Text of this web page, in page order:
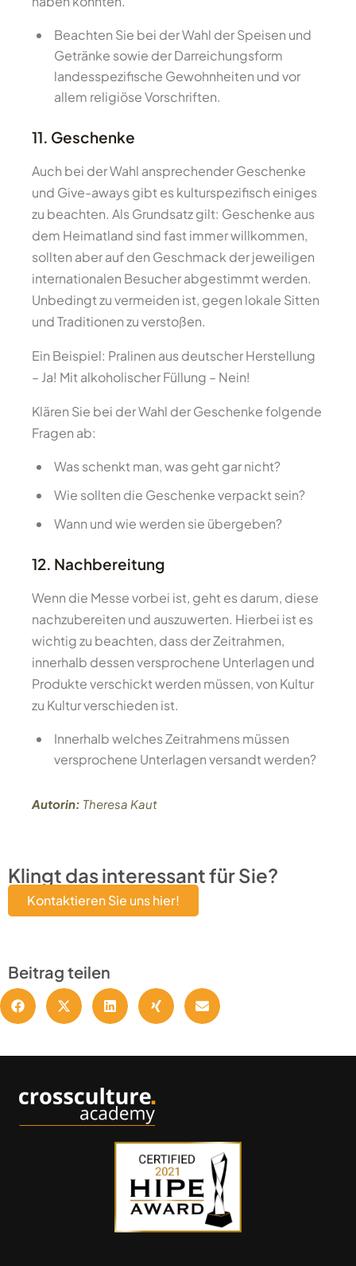
Beachten Sie bei der Wahl der Speisen und
Getränke sowie der Darreichungsform
landesspezifische Gewohnheiten und vor
allem religiöse Vorschriften.
11. Geschenke
Auch bei der Wahl ansprechender Geschenke
und Give-aways gibt es kulturspezifisch einiges
zu beachten. Als Grundsatz gilt: Geschenke aus
dem Heimatland sind fast immer willkommen,
sollten aber auf den Geschmack der jeweiligen
internationalen Besucher abgestimmt werden.
Unbedingt zu vermeiden ist, gegen lokale Sitten
und Traditionen zu verstoßen.
Ein Beispiel: Pralinen aus deutscher Herstellung
– Ja! Mit alkoholischer Füllung – Nein!
Klären Sie bei der Wahl der Geschenke folgende
Fragen ab:
Was schenkt man, was geht gar nicht?
Wie sollten die Geschenke verpackt sein?
Wann und wie werden sie übergeben?
12. Nachbereitung
Wenn die Messe vorbei ist, geht es darum, diese
nachzubereiten und auszuwerten. Hierbei ist es
wichtig zu beachten, dass der Zeitrahmen,
innerhalb dessen versprochene Unterlagen und
Produkte verschickt werden müssen, von Kultur
zu Kultur verschieden ist.
Innerhalb welches Zeitrahmens müssen
versprochene Unterlagen versandt werden?
Autorin: Theresa Kaut
Klingt das interessant für Sie?
Kontaktieren Sie uns hier!
Beitrag teilen